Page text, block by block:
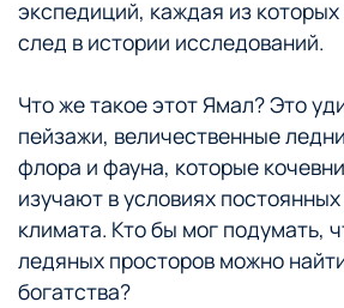
экспедиций, каждая из которых
след в истории исследований.
Что же такое этот Ямал? Это
пейзажи, величественные
флора и фауна, которые
изучают в условиях
климата. Кто бы мог подумать,
ледяных просторов можно
богатства?